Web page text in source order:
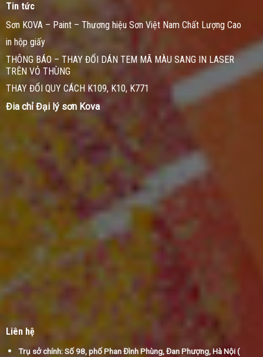
Tin tức
Sơn KOVA – Paint – Thương hiệu Sơn Việt Nam Chất Lượng Cao
in hộp giấy
THÔNG BÁO – THAY ĐỔI DÁN TEM MÃ MÀU SANG IN LASER
TRÊN VỎ THÙNG
THAY ĐỔI QUY CÁCH K109, K10, K771
Đia chỉ Đại lý sơn Kova
Liên hệ
Trụ sở chính: Số 98, phố Phan Đình Phùng, Đan Phượng, Hà Nội (